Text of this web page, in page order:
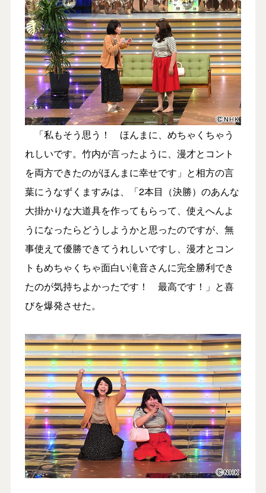
「私もそう思う！ ほんまに、めちゃくちゃう
れしいです。竹内が言ったように、漫才とコント
を両方できたのがほんまに幸せです」と相方の言
葉にうなずくますみは、「2本目（決勝）のあんな
大掛かりな大道具を作ってもらって、使えへんよ
うになったらどうしようかと思ったのですが、無
事使えて優勝できてうれしいですし、漫才とコン
トもめちゃくちゃ面白い滝音さんに完全勝利でき
たのが気持ちよかったです！ 最高です！」と喜
びを爆発させた。